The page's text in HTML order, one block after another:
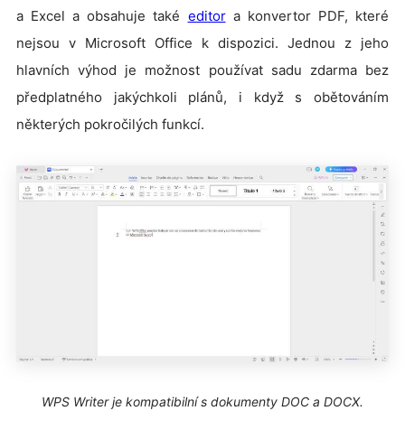
a Excel a obsahuje také editora konvertor PDF, které
nejsou v Microsoft Office k dispozici. Jednou z jeho
hlavních výhod je možnost používat sadu zdarma bez
předplatného jakýchkoli plánů, i když s obětováním
některých pokročilých funkcí.
WPS Writer je kompatibilní s dokumenty DOC a DOCX.